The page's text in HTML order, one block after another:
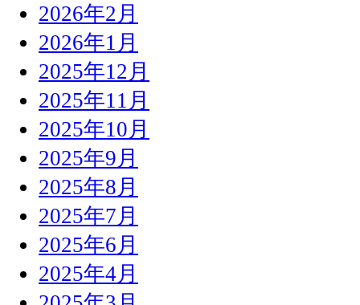
2026年2月
2026年1月
2025年12月
2025年11月
2025年10月
2025年9月
2025年8月
2025年7月
2025年6月
2025年4月